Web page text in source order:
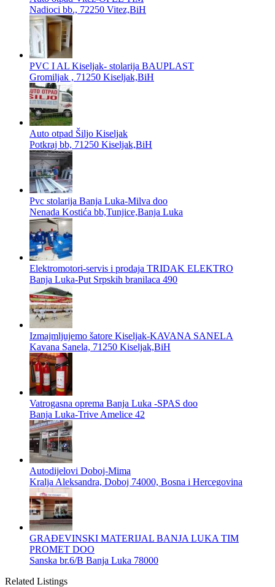
Nadioci bb., 72250 Vitez,BiH
PVC I AL Kiseljak- stolarija BAUPLAST
Gromiljak , 71250 Kiseljak,BiH
Auto otpad Šiljo Kiseljak
Potkraj bb, 71250 Kiseljak,BiH
Pvc stolarija Banja Luka-Milva doo
Nenada Kostića bb,Tunjice,Banja Luka
Elektromotori-servis i prodaja TRIDAK ELEKTRO
Banja Luka-Put Srpskih branilaca 490
Izmajmljujemo šatore Kiseljak-KAVANA SANELA
Kavana Sanela, 71250 Kiseljak,BiH
Vatrogasna oprema Banja Luka -SPAS doo
Banja Luka-Trive Amelice 42
Autodijelovi Doboj-Mima
Kralja Aleksandra, Doboj 74000, Bosna i Hercegovina
GRAĐEVINSKI MATERIJAL BANJA LUKA TIM
PROMET DOO
Sanska br.6/B Banja Luka 78000
Related Listings